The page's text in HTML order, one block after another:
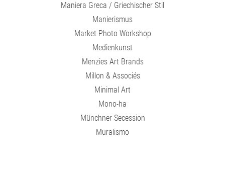
Maniera Greca / Griechischer Stil
Manierismus
Market Photo Workshop
Medienkunst
Menzies Art Brands
Millon & Associés
Minimal Art
Mono-ha
Münchner Secession
Muralismo